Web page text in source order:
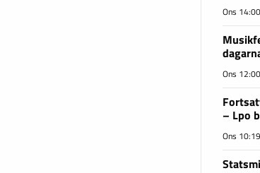
Ons 14:00
Ons 12:00
– Lpo
Ons 10:19